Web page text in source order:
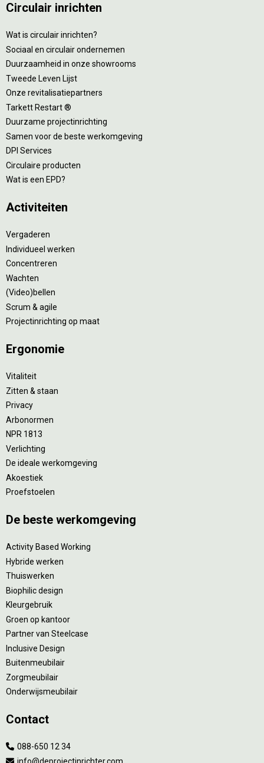
Circulair inrichten
Wat is circulair inrichten?
Sociaal en circulair ondernemen
Duurzaamheid in onze showrooms
Tweede Leven Lijst
Onze revitalisatiepartners
Tarkett Restart ®
Duurzame projectinrichting
Samen voor de beste werkomgeving
DPI Services
Circulaire producten
Wat is een EPD?
Activiteiten
Vergaderen
Individueel werken
Concentreren
Wachten
(Video)bellen
Scrum & agile
Projectinrichting op maat
Ergonomie
Vitaliteit
Zitten & staan
Privacy
Arbonormen
NPR 1813
Verlichting
De ideale werkomgeving
Akoestiek
Proefstoelen
De beste werkomgeving
Activity Based Working
Hybride werken
Thuiswerken
Biophilic design
Kleurgebruik
Groen op kantoor
Partner van Steelcase
Inclusive Design
Buitenmeubilair
Zorgmeubilair
Onderwijsmeubilair
Contact
088-650 12 34